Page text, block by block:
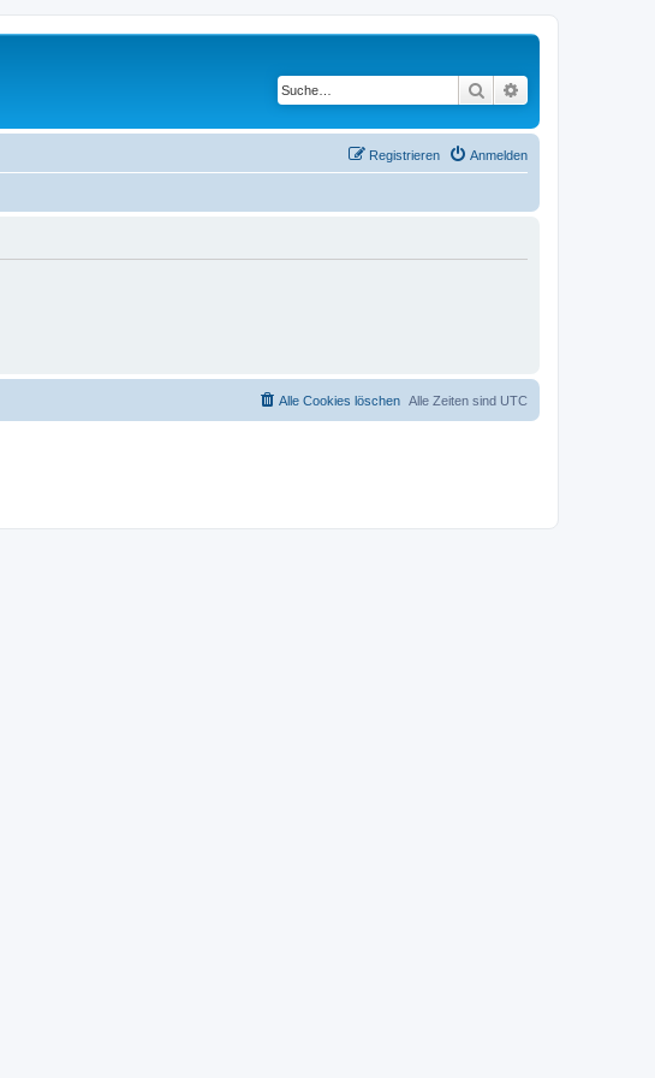
Suche
Anmelden
Registrieren
Alle Zeiten sind UTC
Alle Cookies löschen